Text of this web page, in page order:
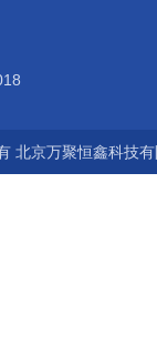
北京万聚恒鑫科技